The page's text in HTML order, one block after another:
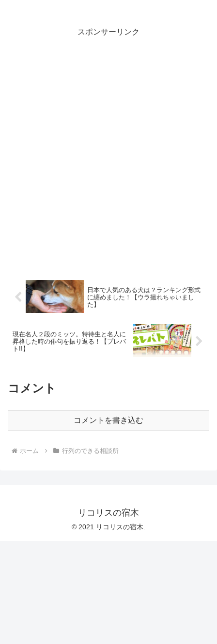
スポンサーリンク
日本で人気のある犬は？ランキング形式
に纏めました！【ウラ撮れちゃいまし
た】
現在名人２段のミッツ。特待生と名人に
昇格した時の俳句を振り返る！【プレバ
ト!!】
コメント
コメントを書き込む
ホーム 行列のできる相談所
リコリスの宿木
© 2021 リコリスの宿木.